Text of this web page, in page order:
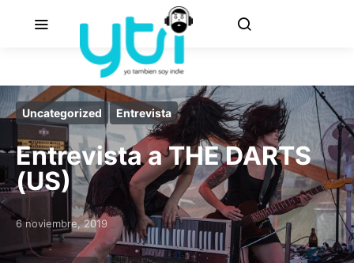
Uncategorized Entrevista
Entrevista a THE DARTS
(US)
Posted on
6 noviembre, 2019